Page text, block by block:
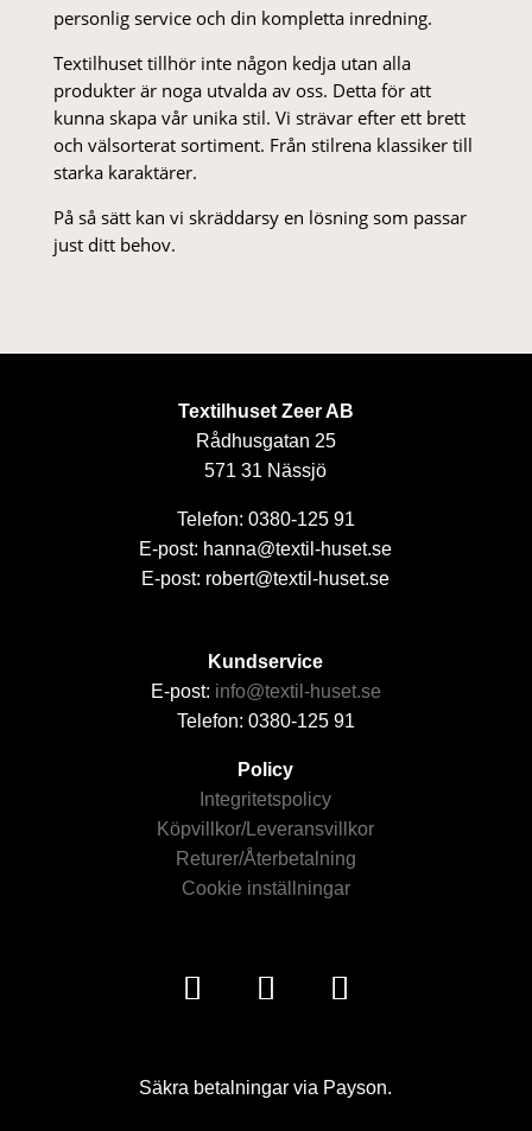
personlig service och din kompletta inredning.
Textilhuset tillhör inte någon kedja utan alla
produkter är noga utvalda av oss. Detta för att
kunna skapa vår unika stil. Vi strä­var efter ett brett
och välsorterat sor­ti­ment. Från stil­rena klas­siker till
starka karaktärer.
På så sätt kan vi skräddarsy en lösning som passar
just ditt behov.
Textilhuset Zeer AB
Rådhusgatan 25
571 31 Nässjö
Telefon: 0380-125 91
E-post: hanna@textil-huset.se
E-post: robert@textil-huset.se
Kundservice
E-post: info@textil-huset.se
Telefon: 0380-125 91
Policy
Integritetspolicy
Köpvillkor/Leveransvillkor
Returer/Återbetalning
Cookie inställningar
Säkra betalningar via Payson.